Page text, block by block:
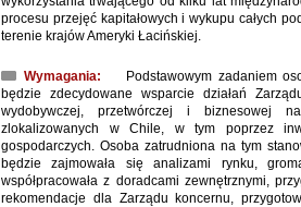
procesu przejęć kapitałowych i wykupu całych
terenie krajów Ameryki Łacińskiej.
Wymagania:
Podstawowym zadaniem
będzie zdecydowane wsparcie działań
wydobywczej, przetwórczej i biznesowej
zlokalizowanych w Chile, w tym poprzez
gospodarczych. Osoba zatrudniona na tym
będzie zajmowała się analizami rynku,
współpracowała z doradcami zewnętrznymi,
rekomendacje dla Zarządu koncernu,